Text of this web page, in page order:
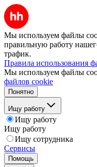
Мы используем файлы
правильную работу
трафик.
Правила использования
Мы используем файлы
файлов cookie
Понятно
Ищу работу
Ищу работу
Ищу работу
Ищу сотрудника
Сервисы
Помощь